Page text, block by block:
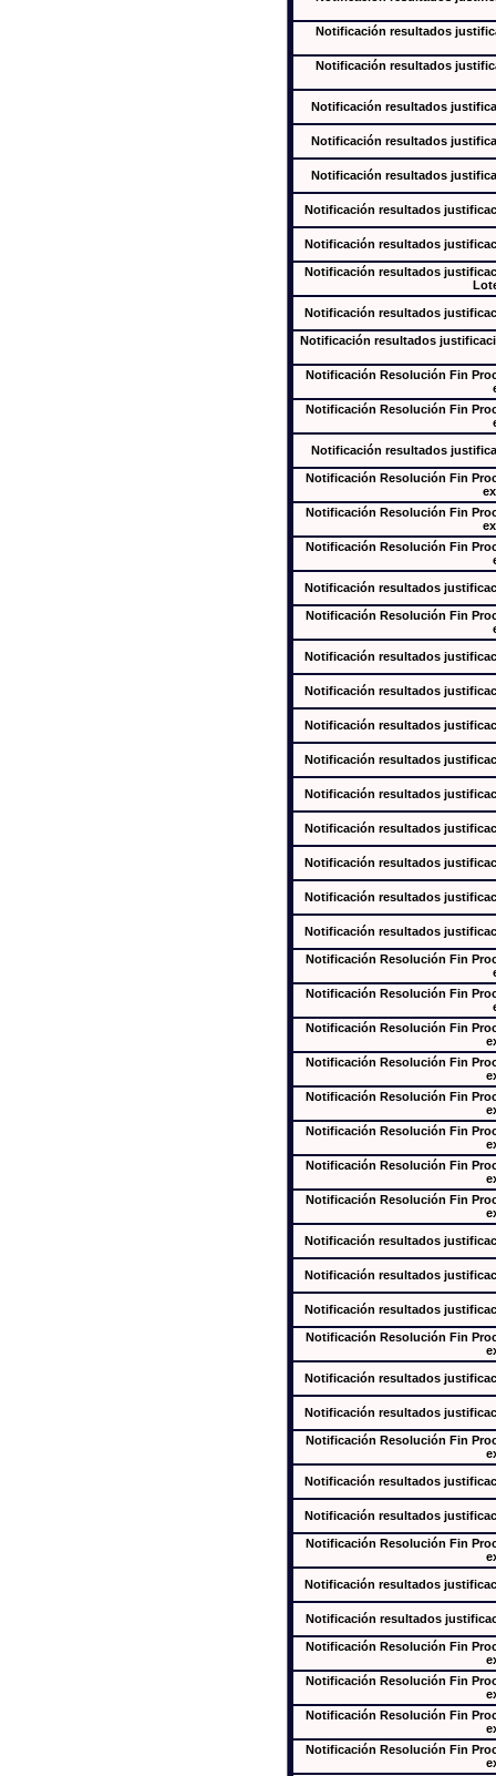
Notificación resultados
Notificación resultados
Notificación resultados
Notificación resultados
Notificación resultados
Notificación resultados
Notificación resultados
Notificación resultados
Notificación resultados
Notificación resultados
Notificación Resolución Fin
Notificación Resolución Fin
Notificación resultados
Notificación Resolución Fin
Notificación Resolución Fin
Notificación Resolución Fin
Notificación resultados
Notificación Resolución Fin
Notificación resultados
Notificación resultados
Notificación resultados
Notificación resultados
Notificación resultados
Notificación resultados
Notificación resultados
Notificación resultados
Notificación resultados
Notificación Resolución Fin
Notificación Resolución Fin
Notificación Resolución Fin
Notificación Resolución Fin
Notificación Resolución Fin
Notificación Resolución Fin
Notificación Resolución Fin
Notificación Resolución Fin
Notificación resultados
Notificación resultados
Notificación resultados
Notificación Resolución Fin
Notificación resultados
Notificación resultados
Notificación Resolución Fin
Notificación resultados
Notificación resultados
Notificación Resolución Fin
Notificación resultados
Notificación resultados
Notificación Resolución Fin
Notificación Resolución Fin
Notificación Resolución Fin
Notificación Resolución Fin